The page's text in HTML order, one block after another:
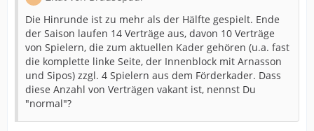
Die Hinrunde ist zu mehr als der Hälfte gespielt. Ende
der Saison laufen 14 Verträge aus, davon 10 Verträge
von Spielern, die zum aktuellen Kader gehören (u.a. fast
die komplette linke Seite, der Innenblock mit Arnasson
und Sipos) zzgl. 4 Spielern aus dem Förderkader. Dass
diese Anzahl von Verträgen vakant ist, nennst Du
"normal"?